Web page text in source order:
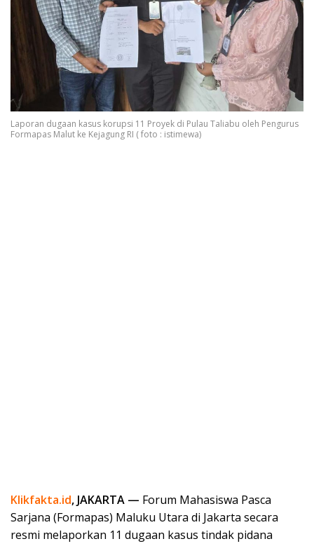
Laporan dugaan kasus korupsi 11 Proyek di Pulau Taliabu oleh Pengurus
Formapas Malut ke Kejagung RI ( foto : istimewa)
Klikfakta.id, JAKARTA — Forum Mahasiswa Pasca
Sarjana (Formapas) Maluku Utara di Jakarta secara
resmi melaporkan 11 dugaan kasus tindak pidana